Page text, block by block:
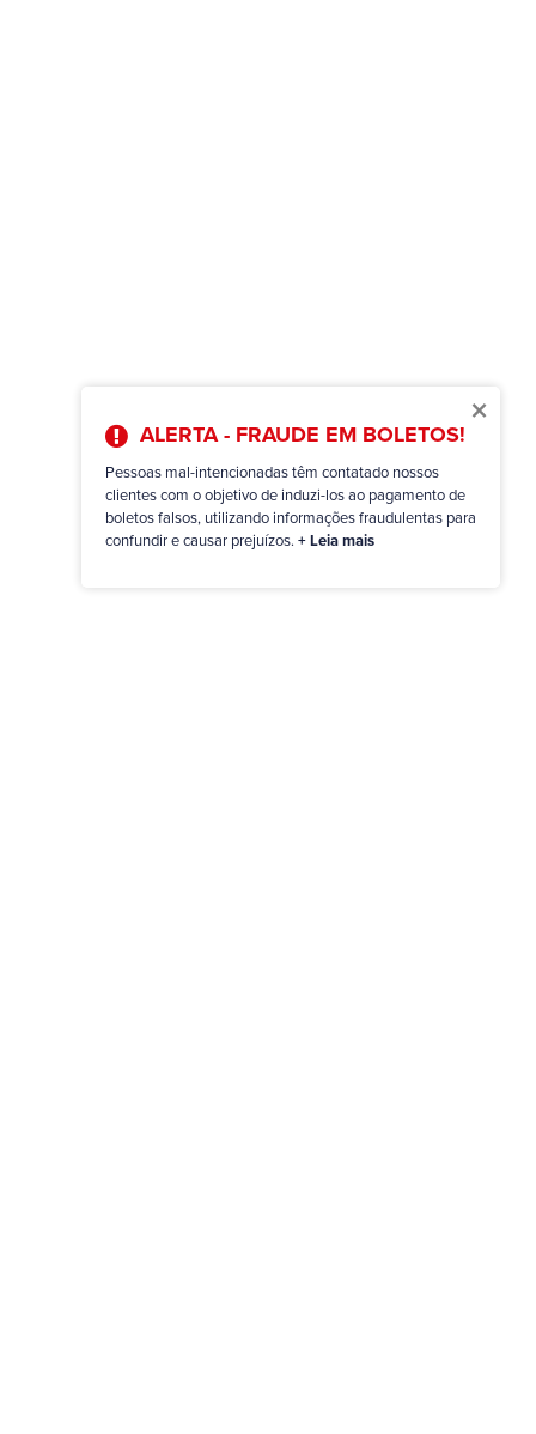
×
ALERTA - FRAUDE EM BOLETOS!
Pessoas mal-intencionadas têm contatado nossos
clientes com o objetivo de induzi-los ao pagamento de
boletos falsos, utilizando informações fraudulentas para
confundir e causar prejuízos. + Leia mais